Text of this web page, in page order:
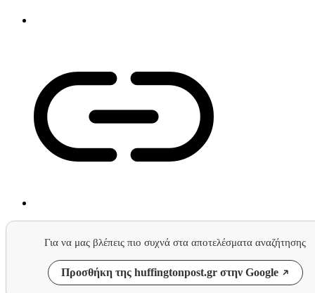
Για να μας βλέπεις πιο συχνά στα αποτελέσματα αναζήτησης
Προσθήκη της huffingtonpost.gr στην Google